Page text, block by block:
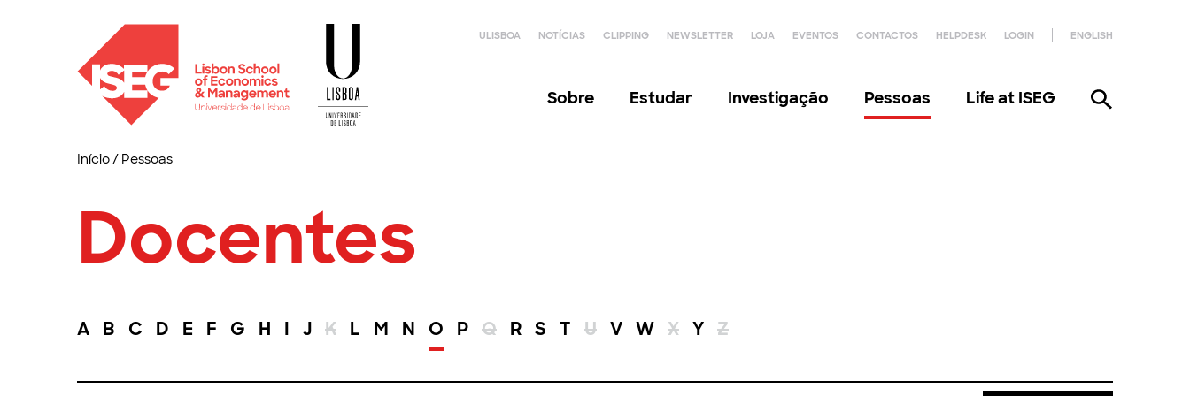
ULISBOA NOTÍCIAS CLIPPING NEWSLETTER LOJA EVENTOS CONTACTOS HELPDESK LOGIN ENGLISH
Sobre Estudar Investigação Pessoas Life at ISEG
Início/ Pessoas
Docentes
A B C D E F G H I J K L M N O P Q R S T U V W X Y Z